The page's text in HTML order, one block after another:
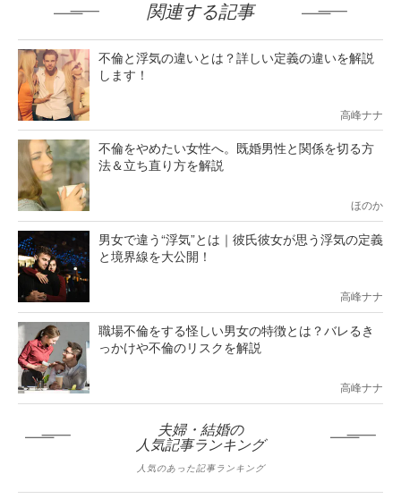
関連する記事
不倫と浮気の違いとは？詳しい定義の違いを解説
します！
高峰ナナ
不倫をやめたい女性へ。既婚男性と関係を切る方
法＆立ち直り方を解説
ほのか
男女で違う“浮気”とは｜彼氏彼女が思う浮気の定義
と境界線を大公開！
高峰ナナ
職場不倫をする怪しい男女の特徴とは？バレるき
っかけや不倫のリスクを解説
高峰ナナ
夫婦・結婚の
人気記事ランキング
人気のあった記事ランキング